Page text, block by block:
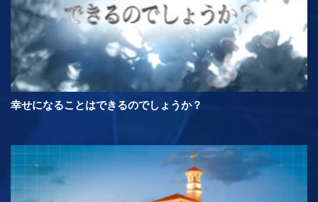
幸せになることはできるのでしょうか？